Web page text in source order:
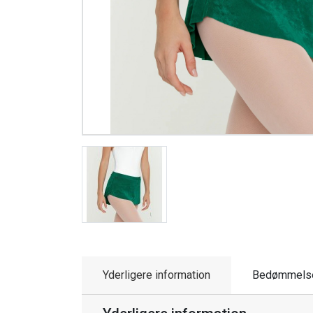
Yderligere information